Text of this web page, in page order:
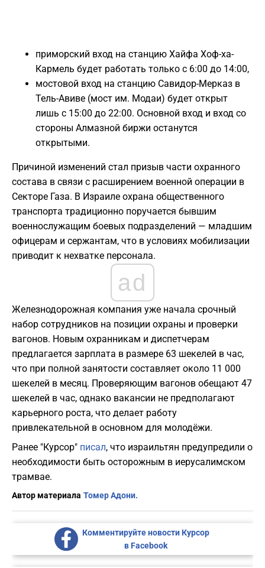
приморский вход на станцию Хайфа Хоф-ха-
Кармель будет работать только с 6:00 до 14:00,
мостовой вход на станцию Савидор-Мерказ в
Тель-Авиве (мост им. Модаи) будет открыт
лишь с 15:00 до 22:00. Основной вход и вход со
стороны Алмазной биржи останутся
открытыми.
Причиной изменений стал призыв части охранного
состава в связи с расширением военной операции в
Секторе Газа. В Израиле охрана общественного
транспорта традиционно поручается бывшим
военнослужащим боевых подразделений — младшим
офицерам и сержантам, что в условиях мобилизации
приводит к нехватке персонала.
ad
Железнодорожная компания уже начала срочный
набор сотрудников на позиции охраны и проверки
вагонов. Новым охранникам и диспетчерам
предлагается зарплата в размере 63 шекелей в час,
что при полной занятости составляет около 11 000
шекелей в месяц. Проверяющим вагонов обещают 47
шекелей в час, однако вакансии не предполагают
карьерного роста, что делает работу
привлекательной в основном для молодёжи.
Ранее "Курсор" писал, что израильтян предупредили о
необходимости быть осторожным в иерусалимском
трамвае.
Автор материала Томер Адони.
Комментируйте новости Курсор
в Facebook